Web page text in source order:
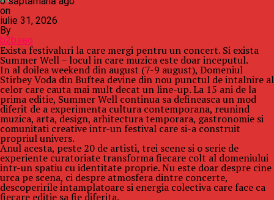
on
iulie 31, 2026
By
b2bseo
Exista festivaluri la care mergi pentru un concert. Si exista
Summer Well – locul in care muzica este doar inceputul.
In al doilea weekend din august (7-9 august), Domeniul
Stirbey Voda din Buftea devine din nou punctul de intalnire al
celor care cauta mai mult decat un line-up. La 15 ani de la
prima editie, Summer Well continua sa defineasca un mod
diferit de a experimenta cultura contemporana, reunind
muzica, arta, design, arhitectura temporara, gastronomie si
comunitati creative intr-un festival care si-a construit
propriul univers.
Anul acesta, peste 20 de artisti, trei scene si o serie de
experiente curatoriate transforma fiecare colt al domeniului
intr-un spatiu cu identitate proprie. Nu este doar despre cine
urca pe scena, ci despre atmosfera dintre concerte,
descoperirile intamplatoare si energia colectiva care face ca
fiecare editie sa fie diferita.